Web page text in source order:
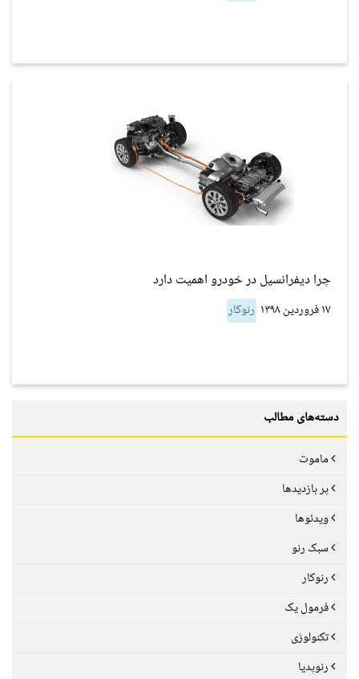
چرا دیفرانسیل در خودرو اهمیت دارد
۱۷ فروردین ۱۳۹۸ رنوکار
دسته‌های مطالب
ماموت
پر بازدیدها
ویدئوها
سبک رنو
رنوکار
فرمول یک
تکنولوژی
رنوپدیا